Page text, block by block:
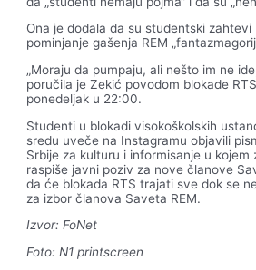
Ona je dodala da su studentski zahtevi
pominjanje gašenja REM
„Moraju da pumpaju, ali nešto im ne
poručila je Zekić povodom blokade
ponedeljak u 22:00.
Studenti u blokadi visokoškolskih
sredu uveče na Instagramu objavili
Srbije za kulturu i informisanje u kojem
raspiše javni poziv za nove članove
da će blokada RTS trajati sve dok se
za izbor članova Saveta REM.
Izvor: FoNet
Foto: N1 printscreen